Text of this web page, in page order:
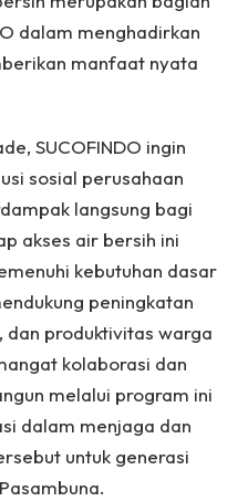
dalam menghadirkan
manfaat nyata
SUCOFINDO ingin
sosial perusahaan
langsung bagi
akses air bersih ini
kebutuhan dasar
peningkatan
dan produktivitas warga
kolaborasi dan
melalui program ini
dalam menjaga dan
untuk generasi